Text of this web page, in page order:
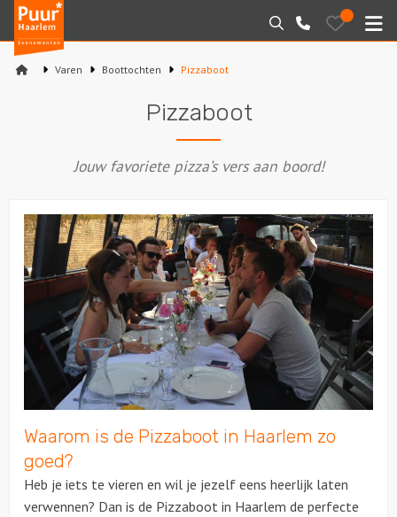
Puur*
Haarlem
bedrijfsuitjes
Zoeken
023-
2210130
Bewaarde
uitjes
Varen
Sport en spel
Workshops
Rondleidingen
Locaties
Feesten
Over ons
Varen Boottochten Pizzaboot
Pizzaboot
Jouw favoriete pizza’s vers aan boord!
Waarom is de Pizzaboot in Haarlem zo
goed?
Heb je iets te vieren en wil je jezelf eens heerlijk laten
verwennen? Dan is de Pizzaboot in Haarlem de perfecte